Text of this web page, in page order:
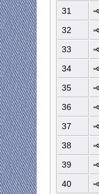
31
32
33
34
35
36
37
38
39
40